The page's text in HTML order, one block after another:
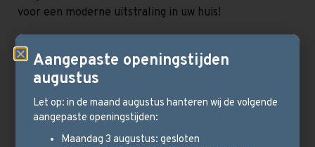
voor een moderne uitstraling in uw huis!
Aandacht voor uw interieur
Wij zorgen samen dat we van uw huis een thuis maken.
Of het nu om een eenvoudige vloer gaat, een uniek
meubel, een woonaccessoire of om een complete
inrichting: wij helpen u graag bij het realiseren van uw
droominrichting!
Aangepaste openingstijden
augustus
Let op: in de maand augustus hanteren wij de volgende
aangepaste openingstijden:
Maandag 3 augustus: gesloten